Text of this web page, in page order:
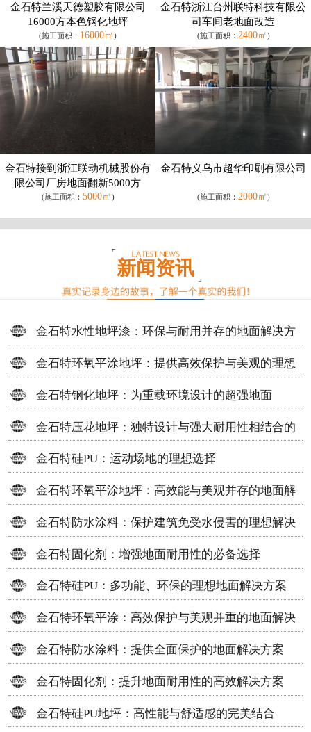
金石特兰溪天德塑胶有限公司
16000方本色钢化地坪
(施工面积： 16000㎡)
金石特浙江台州联特科技有限公
司车间老地面改造
(施工面积： 2400㎡)
金石特接到浙江联动机械股份有
限公司厂房地面翻新5000方
(施工面积： 5000㎡)
金石特义乌市超华印刷有限公司
(施工面积： 2000㎡)
新闻资讯
金石特水性地坪漆：环保与耐用并存的地面解决方
案
金石特环氧平涂地坪：提供高效保护与美观的理想
选择
金石特钢化地坪：为重载环境设计的超强地面
金石特压花地坪：独特设计与强大耐用性相结合的
地面材料
金石特硅PU：运动场地的理想选择
金石特环氧平涂地坪：高效能与美观并存的地面解
决方案
金石特防水涂料：保护建筑免受水侵害的理想解决
方案
金石特固化剂：增强地面耐用性的必备选择
金石特硅PU：多功能、环保的理想地面解决方案
金石特环氧平涂：高效保护与美观并重的地面解决
方案
金石特防水涂料：提供全面保护的地面解决方案
金石特固化剂：提升地面耐用性的高效解决方案
金石特硅PU地坪：高性能与舒适感的完美结合